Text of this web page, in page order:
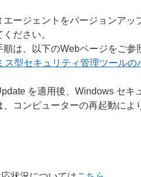
エージェントをバージョンア
ださい。
順は、以下のWebページをご参
ス型セキュリティ管理ツール
を適用後、Windows セ
、コンピューターの再起動に